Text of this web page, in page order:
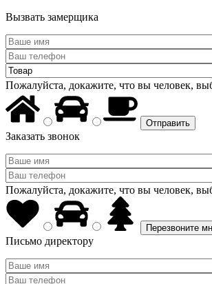
Вызвать замерщика
Пожалуйста, докажите, что вы человек,
Заказать звонок
Пожалуйста, докажите, что вы человек,
Письмо директору